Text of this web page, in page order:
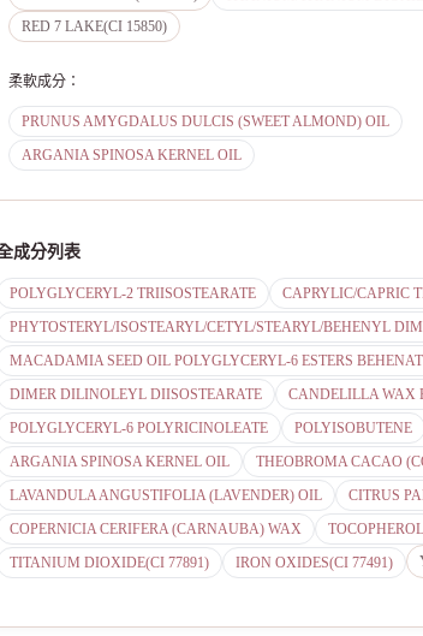
RED 7 LAKE(CI 15850)
柔軟成分 ：
PRUNUS AMYGDALUS DULCIS (SWEET ALMOND) OIL
ARGANIA SPINOSA KERNEL OIL
成分列表
POLYGLYCERYL-2 TRIISOSTEARATE CAPRYLIC/CAPRIC
PHYTOSTERYL/ISOSTEARYL/CETYL/STEARYL/BEHENYL
MACADAMIA SEED OIL POLYGLYCERYL-6 ESTERS
DIMER DILINOLEYL DIISOSTEARATE
CANDELILLA WAX
POLYGLYCERYL-6 POLYRICINOLEATE
POLYISOBUTENE
ARGANIA SPINOSA KERNEL OIL
THEOBROMA CACAO
LAVANDULA ANGUSTIFOLIA (LAVENDER) OIL
CITRUS
COPERNICIA CERIFERA (CARNAUBA) WAX
TOCOPHEROL
TITANIUM DIOXIDE(CI 77891)
IRON OXIDES(CI 77491)